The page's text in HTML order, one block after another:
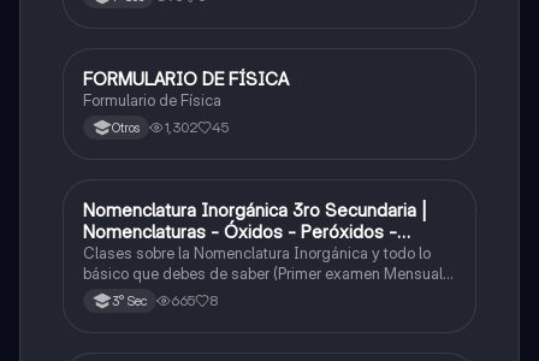
Física
FORMULARIO DE FÍSICA
Formulario de Física
Otros 1,302 45
Química
Nomenclatura Inorgánica 3ro Secundaria |
Nomenclaturas - Óxidos - Peróxidos -
Hidróxido o Bases
Clases sobre la Nomenclatura Inorgánica y todo lo
básico que debes de saber (Primer examen Mensual
2025)3° Sec 665 8